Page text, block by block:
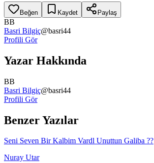
Beğen Kaydet Paylaş
BB
Basri Bilgiç@basri44
Profili Gör
Yazar Hakkında
BB
Basri Bilgiç@basri44
Profili Gör
Benzer Yazılar
Seni Seven Bir Kalbim Vardl Unuttun Galiba ??
Nuray Utar